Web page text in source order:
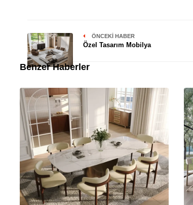
ÖNCEKI HABER
Özel Tasarım Mobilya
Benzer Haberler